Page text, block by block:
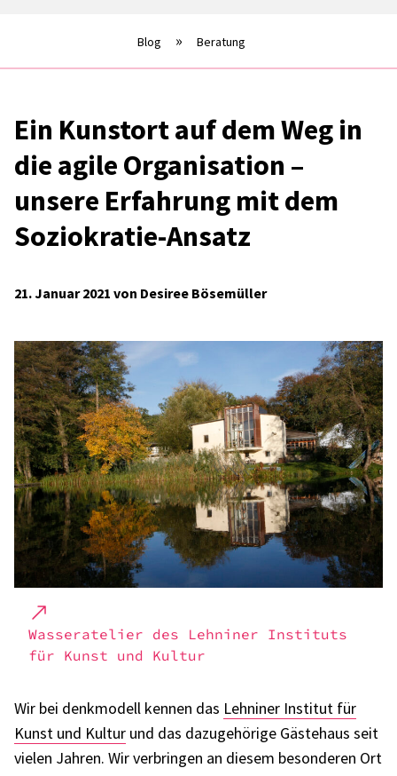
Blog Beratung
Ein Kunst­ort auf dem Weg in
die agile Orga­ni­sa­tion –
unsere Erfah­rung mit dem
Sozio­kra­tie-Ansatz
21. Januar 2021 von Desiree Bösemüller
Wasser­ate­lier des Lehni­ner Insti­tuts
für Kunst und Kultur
Wir bei denk­mo­dell kennen das Lehni­ner Insti­tut für
Kunst und Kultur und das dazu­ge­hö­rige Gäste­haus seit
vielen Jahren. Wir verbrin­gen an diesem beson­de­ren Ort